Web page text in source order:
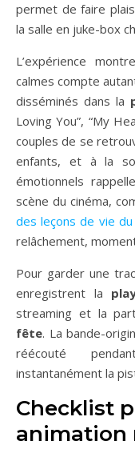
permet de faire
la salle en juke-box
L’expérience
calmes compte
disséminés dans la
Loving You”, “My
couples de se
enfants, et à la
émotionnels
scène du cinéma,
des leçons de vie du
relâchement,
Pour garder une
enregistrent la
streaming et la
fête. La bande-
réécouté
instantanément la
Checklist
animation